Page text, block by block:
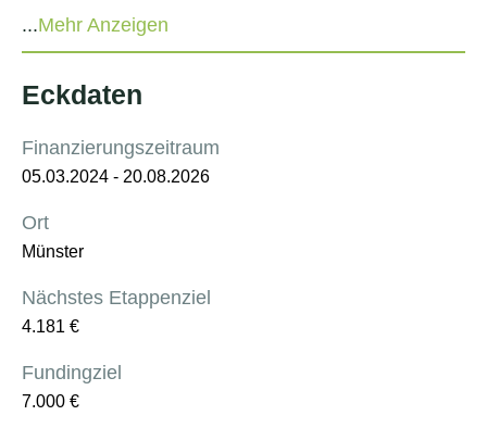
...Mehr Anzeigen
Eckdaten
Finanzierungszeitraum
05.03.2024 - 20.08.2026
Ort
Münster
Nächstes Etappenziel
4.181 €
Fundingziel
7.000 €